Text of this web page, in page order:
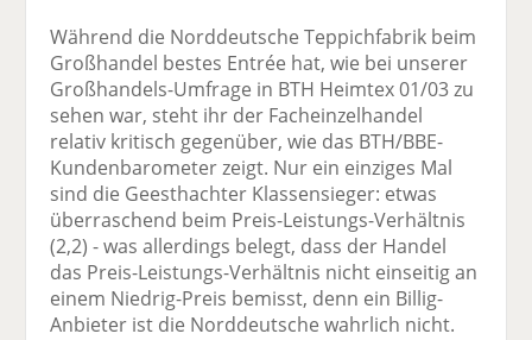
Während die Norddeutsche Teppichfabrik beim
Großhandel bestes Entrée hat, wie bei unserer
Großhandels-Umfrage in BTH Heimtex 01/03 zu
sehen war, steht ihr der Facheinzelhandel
relativ kritisch gegenüber, wie das BTH/BBE-
Kundenbarometer zeigt. Nur ein einziges Mal
sind die Geesthachter Klassensieger: etwas
überraschend beim Preis-Leistungs-Verhältnis
(2,2) - was allerdings belegt, dass der Handel
das Preis-Leistungs-Verhältnis nicht einseitig an
einem Niedrig-Preis bemisst, denn ein Billig-
Anbieter ist die Norddeutsche wahrlich nicht.